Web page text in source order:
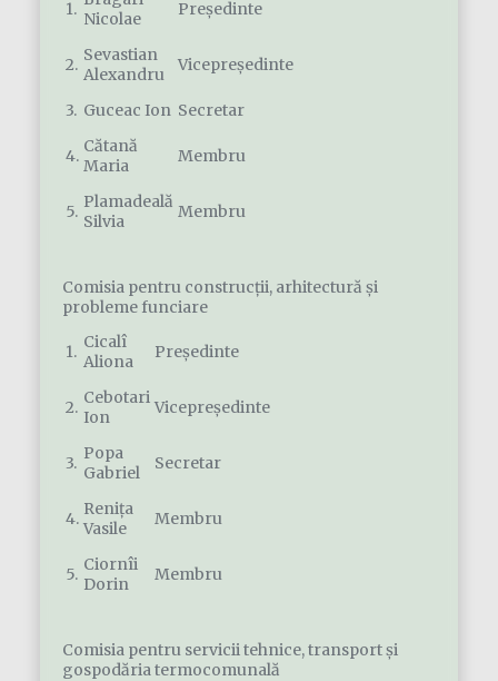
1. Nicolae
Președinte
2. Sevastian
Alexandru
Vicepreședinte
3. Guceac Ion Secretar
4. Cătană
Maria
Membru
5. Plamadeală
Silvia
Membru
Comisia pentru construcţii, arhitectură şi
probleme funciare
1. Cicalî
Aliona
Președinte
2. Cebotari
Ion
Vicepreședinte
3. Popa
Gabriel
Secretar
4. Renița
Vasile
Membru
5. Ciornîi
Dorin
Membru
Comisia pentru servicii tehnice, transport şi
gospodăria termocomunală